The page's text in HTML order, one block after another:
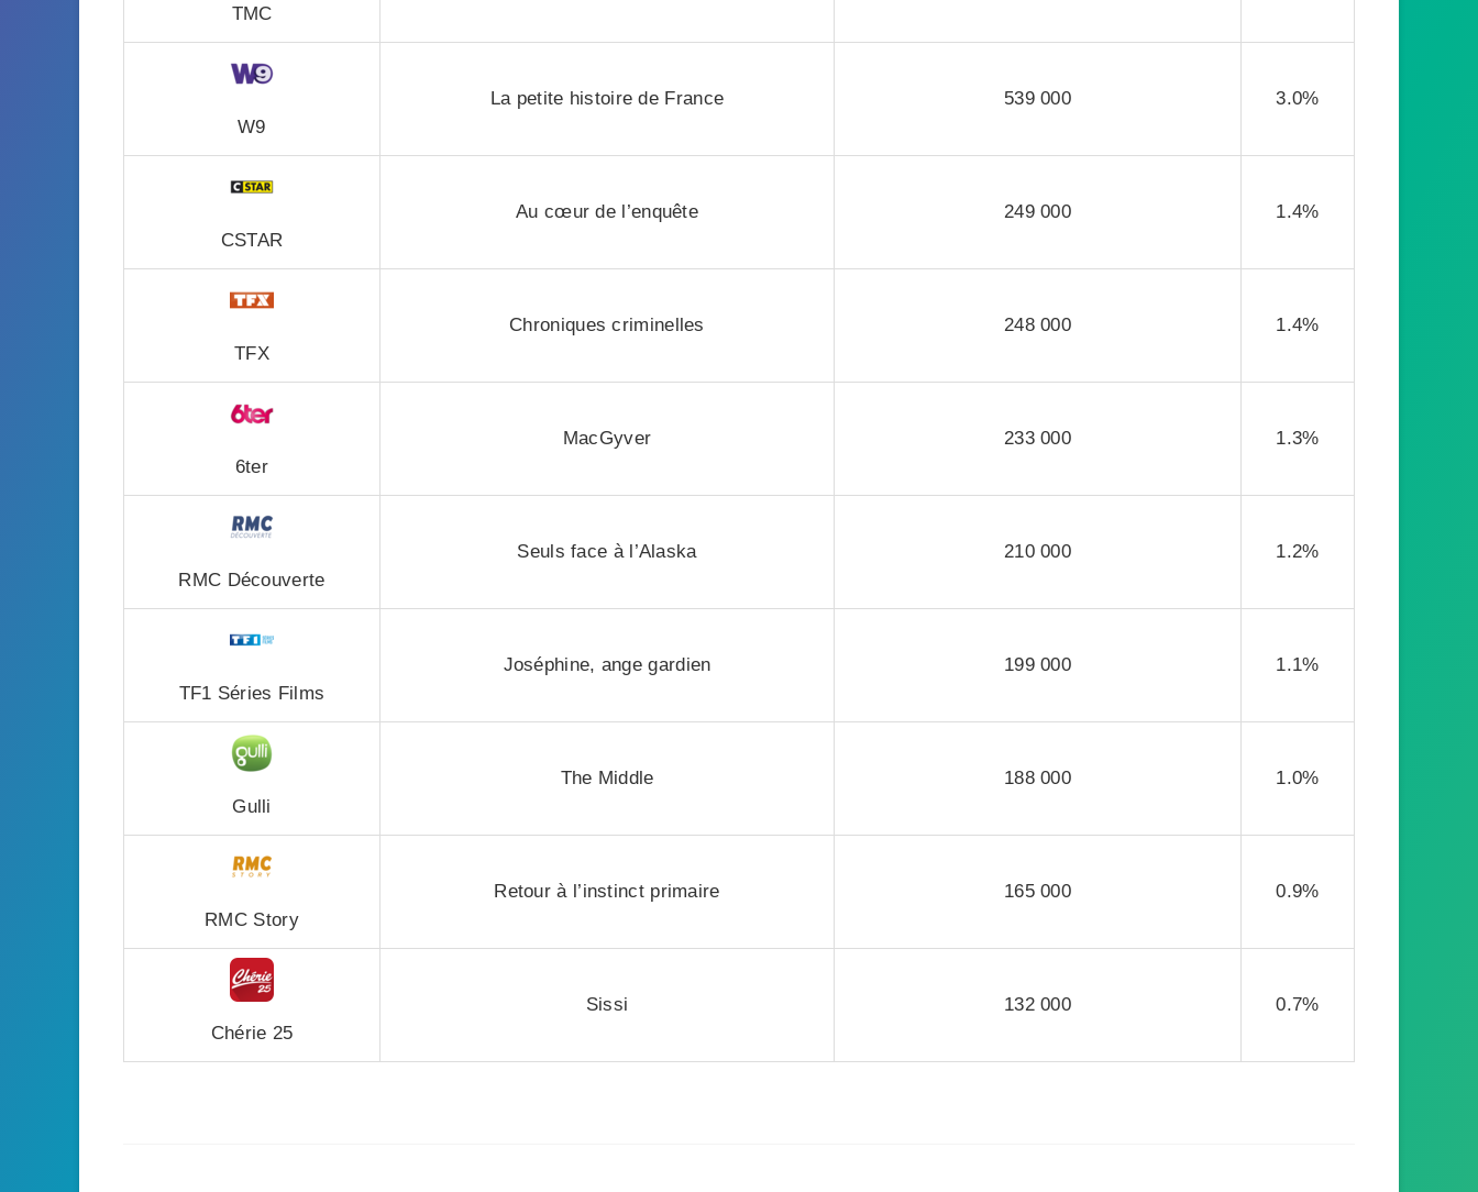
TMC
W9
La petite histoire de France 539 000 3.0%
CSTAR
Au cœur de l’enquête 249 000 1.4%
TFX
Chroniques criminelles 248 000 1.4%
6ter
MacGyver 233 000 1.3%
RMC Découverte
Seuls face à l’Alaska 210 000 1.2%
TF1 Séries Films
Joséphine, ange gardien 199 000 1.1%
Gulli
The Middle 188 000 1.0%
RMC Story
Retour à l’instinct primaire 165 000 0.9%
Chérie 25
Sissi 132 000 0.7%